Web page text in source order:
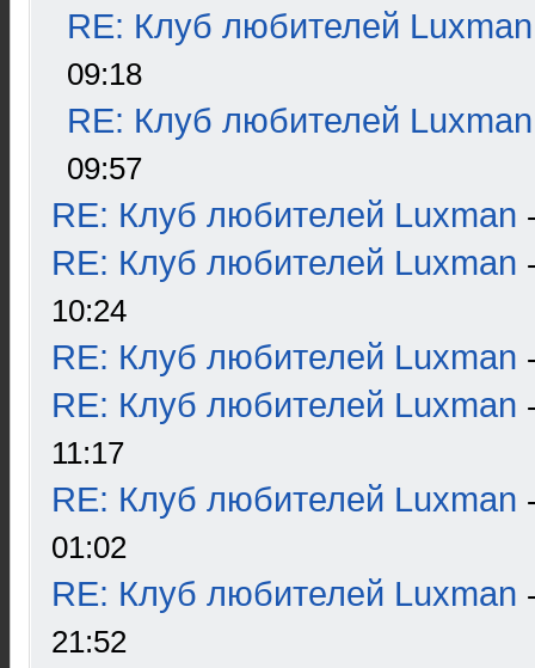
RE: Клуб любителей Luxman
09:18
RE: Клуб любителей Luxman
09:57
RE: Клуб любителей Luxman
RE: Клуб любителей Luxman
10:24
RE: Клуб любителей Luxman
RE: Клуб любителей Luxman
11:17
RE: Клуб любителей Luxman
01:02
RE: Клуб любителей Luxman
21:52